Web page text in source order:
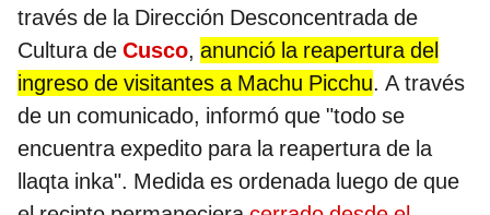
través de la Dirección Desconcentrada de
Cultura de Cusco, anunció la reapertura del
ingreso de visitantes a Machu Picchu. A través
de un comunicado, informó que "todo se
encuentra expedito para la reapertura de la
llaqta inka". Medida es ordenada luego de que